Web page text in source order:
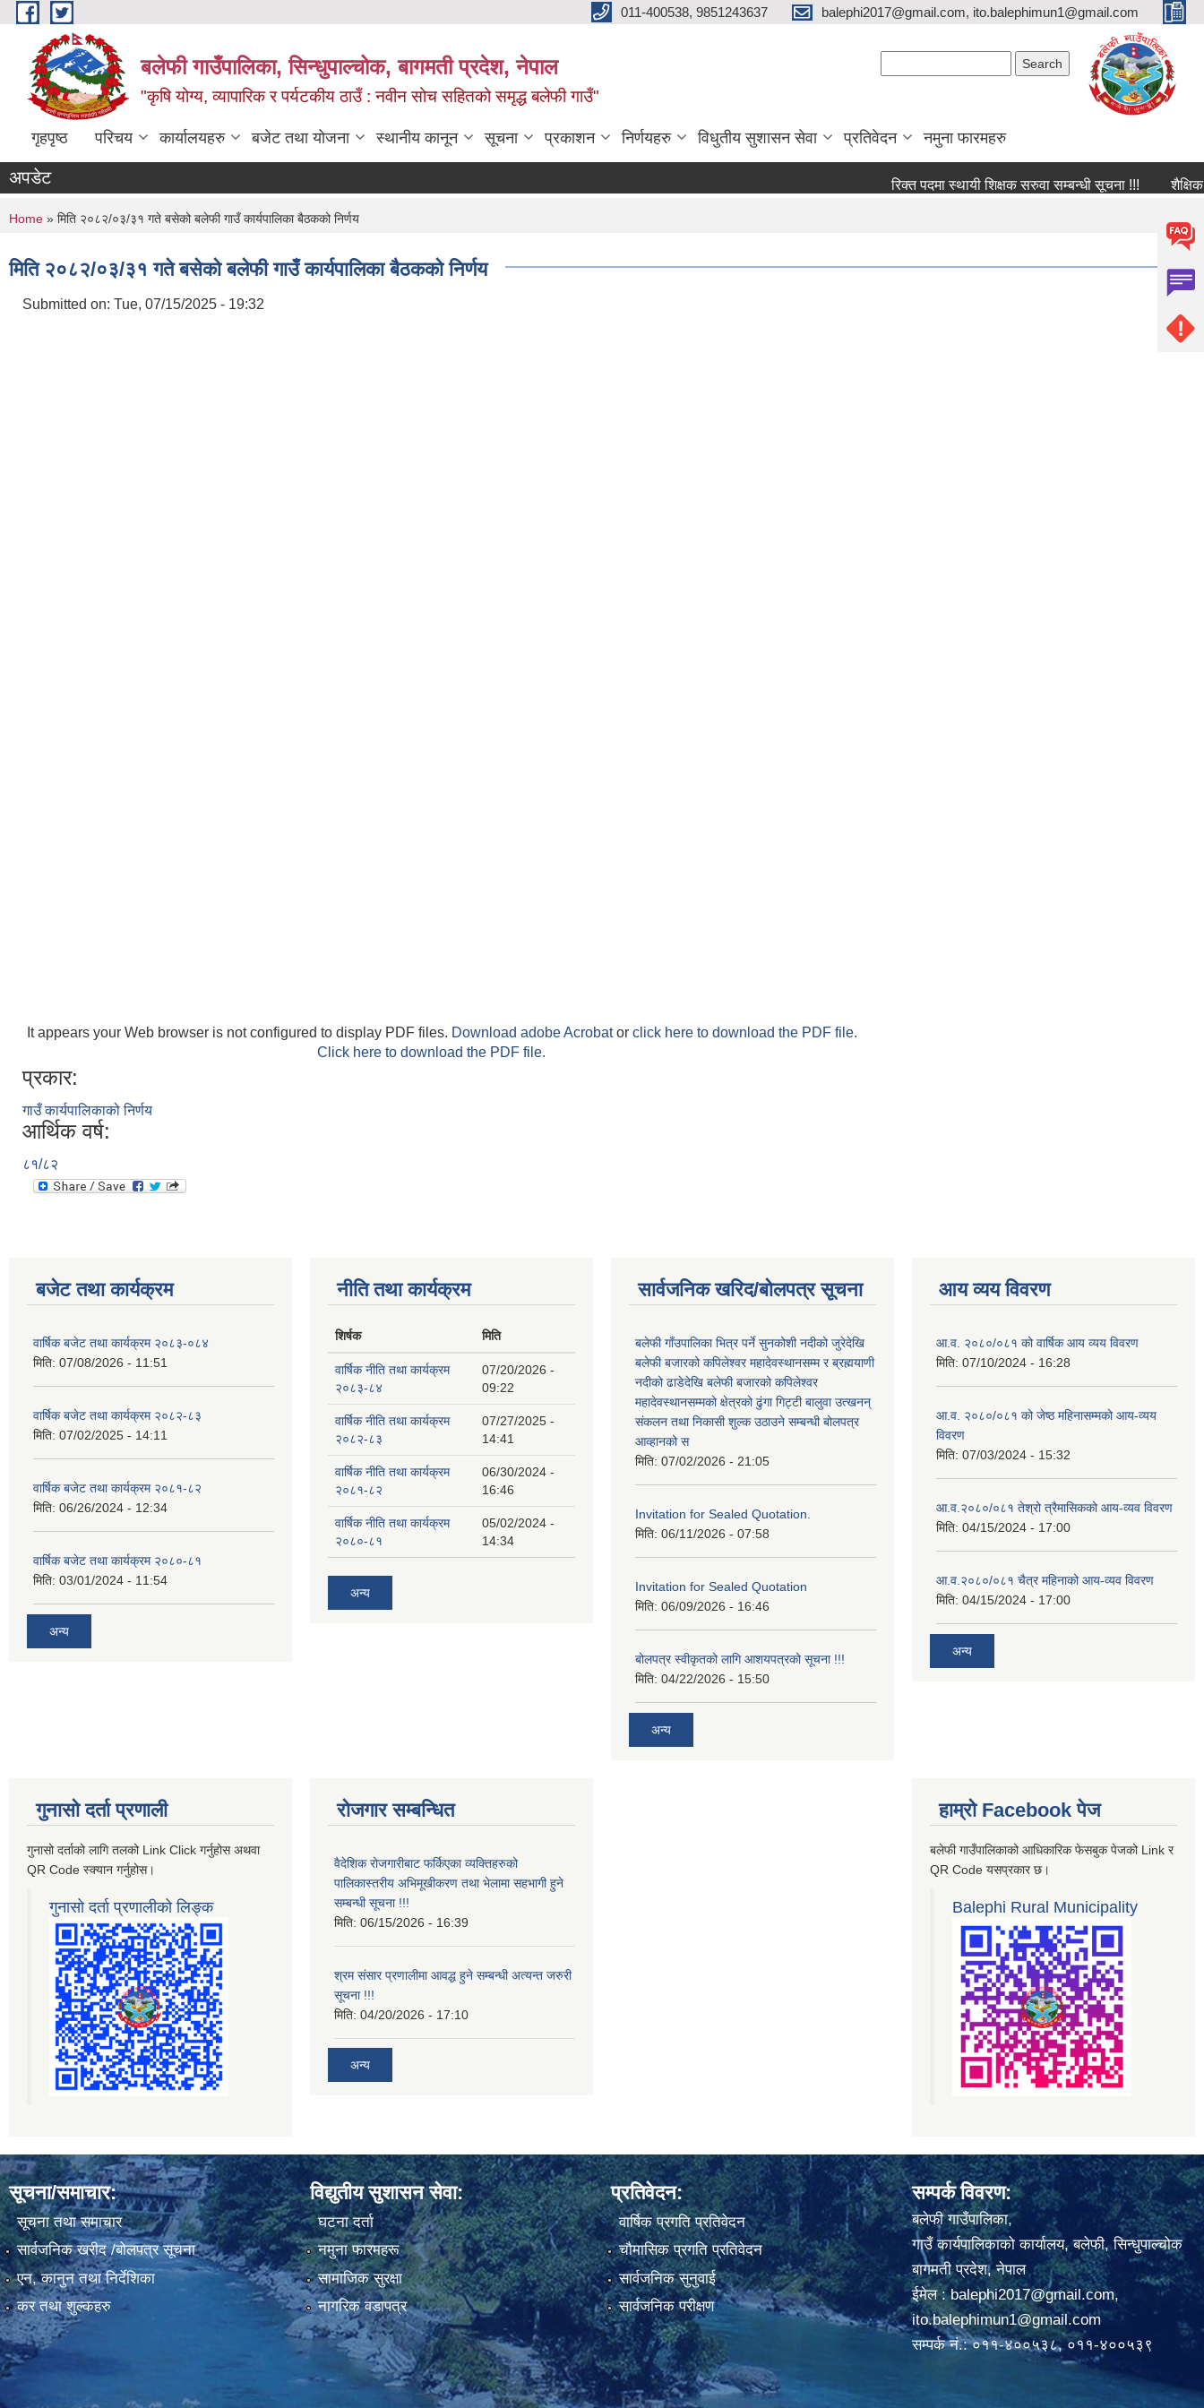
Skip to main content 011-400538, 9851243637 balephi2017@gmail.com, ito.balephimun1@gmail.com
बलेफी गाउँपालिका, सिन्धुपाल्चोक, बागमती प्रदेश, नेपाल
"कृषि योग्य, व्यापारिक र पर्यटकीय ठाउँ : नवीन सोच सहितको समृद्ध बलेफी गाउँ"
गृहपृष्ठ परिचय कार्यालयहरु बजेट तथा योजना स्थानीय कानून सूचना प्रकाशन निर्णयहरु विधुतीय सुशासन सेवा प्रतिवेदन नमुना फारमहरु
अपडेट रिक्त पदमा स्थायी शिक्षक सरुवा सम्बन्धी सूचना !!! शैक्षिक
You are here
Home » मिति २०८२/०३/३१ गते बसेको बलेफी गाउँ कार्यपालिका बैठकको निर्णय
मिति २०८२/०३/३१ गते बसेको बलेफी गाउँ कार्यपालिका बैठकको निर्णय
Submitted on: Tue, 07/15/2025 - 19:32
It appears your Web browser is not configured to display PDF files. Download adobe Acrobator click here to download the PDF file.
Click here to download the PDF file.
प्रकार:
गाउँ कार्यपालिकाको निर्णय
आर्थिक वर्ष:
८१/८२
बजेट तथा कार्यक्रम
वार्षिक बजेट तथा कार्यक्रम २०८३-०८४
मिति: 07/08/2026 - 11:51
वार्षिक बजेट तथा कार्यक्रम २०८२-८३
मिति: 07/02/2025 - 14:11
वार्षिक बजेट तथा कार्यक्रम २०८१-८२
मिति: 06/26/2024 - 12:34
वार्षिक बजेट तथा कार्यक्रम २०८०-८१
मिति: 03/01/2024 - 11:54
अन्य
नीति तथा कार्यक्रम
शिर्षक मिति
वार्षिक नीति तथा कार्यक्रम
२०८३-८४
07/20/2026 -
09:22
वार्षिक नीति तथा कार्यक्रम
२०८२-८३
07/27/2025 -
14:41
वार्षिक नीति तथा कार्यक्रम
२०८१-८२
06/30/2024 -
16:46
वार्षिक नीति तथा कार्यक्रम
२०८०-८१
05/02/2024 -
14:34
अन्य
सार्वजनिक खरिद/बोलपत्र सूचना
बलेफी गाँउपालिका भित्र पर्ने सुनकोशी नदीको जुरेदेखि
बलेफी बजारको कपिलेश्वर महादेवस्थानसम्म र ब्रह्मयाणी
नदीको ढाडेदेखि बलेफी बजारको कपिलेश्वर
महादेवस्थानसम्मको क्षेत्रको ढुंगा गिट्टी बालुवा उत्खनन्
संकलन तथा निकासी शुल्क उठाउने सम्बन्धी बोलपत्र
आव्हानको स
मिति: 07/02/2026 - 21:05
Invitation for Sealed Quotation.
मिति: 06/11/2026 - 07:58
Invitation for Sealed Quotation
मिति: 06/09/2026 - 16:46
बोलपत्र स्वीकृतको लागि आशयपत्रको सूचना !!!
मिति: 04/22/2026 - 15:50
अन्य
आय व्यय विवरण
आ.व. २०८०/०८१ को वार्षिक आय व्यय विवरण
मिति: 07/10/2024 - 16:28
आ.व. २०८०/०८१ को जेष्ठ महिनासम्मको आय-व्यय
विवरण
मिति: 07/03/2024 - 15:32
आ.व.२०८०/०८१ तेश्रो त्रैमासिकको आय-व्यव विवरण
मिति: 04/15/2024 - 17:00
आ.व.२०८०/०८१ चैत्र महिनाको आय-व्यव विवरण
मिति: 04/15/2024 - 17:00
अन्य
गुनासो दर्ता प्रणाली
गुनासो दर्ताको लागि तलको Link Click गर्नुहोस अथवा
QR Code स्क्यान गर्नुहोस।
गुनासो दर्ता प्रणालीको लिङ्क
रोजगार सम्बन्धित
वैदेशिक रोजगारीबाट फर्किएका व्यक्तिहरुको
पालिकास्तरीय अभिमूखीकरण तथा भेलामा सहभागी हुने
सम्बन्धी सूचना !!!
मिति: 06/15/2026 - 16:39
श्रम संसार प्रणालीमा आवद्ध हुने सम्बन्धी अत्यन्त जरुरी
सूचना !!!
मिति: 04/20/2026 - 17:10
अन्य
हाम्रो Facebook पेज
बलेफी गाउँपालिकाको आधिकारिक फेसबुक पेजको Link र
QR Code यसप्रकार छ।
Balephi Rural Municipality
सूचना/समाचार:
सूचना तथा समाचार
सार्वजनिक खरीद /बोलपत्र सूचना
एन, कानुन तथा निर्देशिका
कर तथा शुल्कहरु
विद्युतीय सुशासन सेवा:
घटना दर्ता
नमुना फारमहरू
सामाजिक सुरक्षा
नागरिक वडापत्र
प्रतिवेदन:
वार्षिक प्रगति प्रतिवेदन
चौमासिक प्रगति प्रतिवेदन
सार्वजनिक सुनुवाई
सार्वजनिक परीक्षण
सम्पर्क विवरण:
बलेफी गाउँपालिका,
गाउँ कार्यपालिकाको कार्यालय, बलेफी, सिन्धुपाल्चोक
बागमती प्रदेश, नेपाल
ईमेल :balephi2017@gmail.com,
ito.balephimun1@gmail.com
सम्पर्क नं.: ०११-४००५३८, ०११-४००५३९